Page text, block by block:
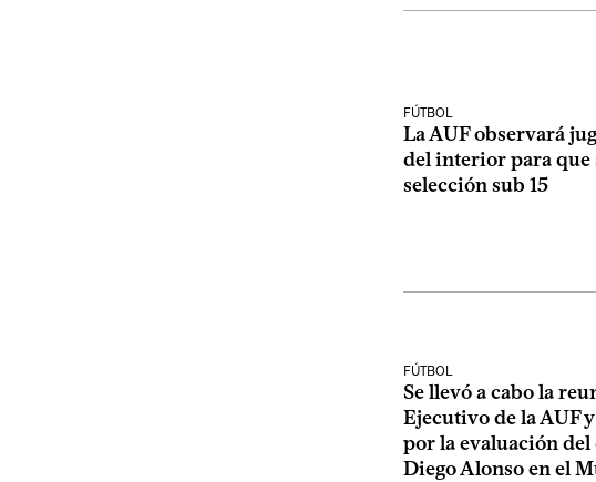
FÚTBOL
La AUF observará
del interior para que
selección sub 15
FÚTBOL
Se llevó a cabo la
Ejecutivo de la AUF
por la evaluación del
Diego Alonso en el